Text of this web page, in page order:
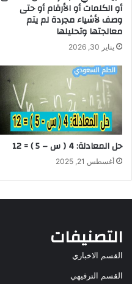
أو الكلمات أو الأرقام أو حتى
وصف لأشياء مجردة لم يتم
معالجتها وتحليلها
يناير 30, 2026
حل المعادلة: 4 ( س – 5 ) = 12
أغسطس 21, 2025
التصنيفات
القسم الاخباري
القسم الترفيهي